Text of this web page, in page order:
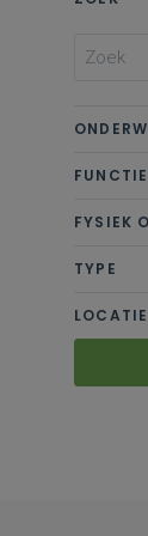
FUNCTIE
FYSIEK
TYPE